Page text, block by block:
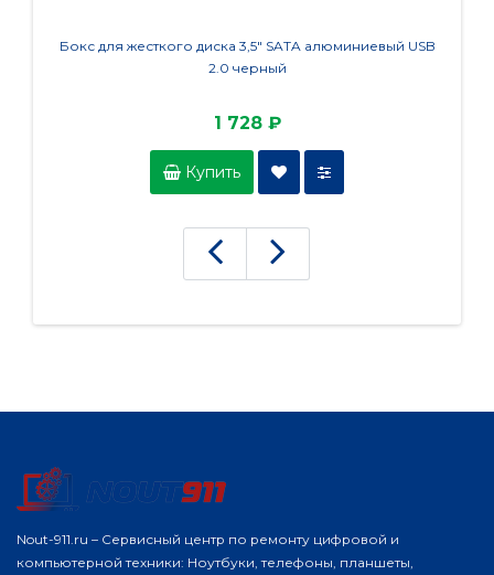
Бокс для жесткого диска 3,5" SATA алюминиевый USB
2.0 черный
1 728 ₽
Купить
Nout-911.ru – Сервисный центр по ремонту цифровой и
компьютерной техники: Ноутбуки, телефоны, планшеты,